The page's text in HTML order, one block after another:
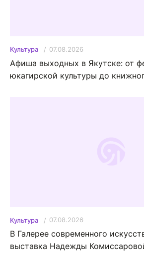
Культура 07.08.2026
Афиша выходных в Якутске: от
юкагирской культуры до
Культура 07.08.2026
В Галерее современного
выставка Надежды